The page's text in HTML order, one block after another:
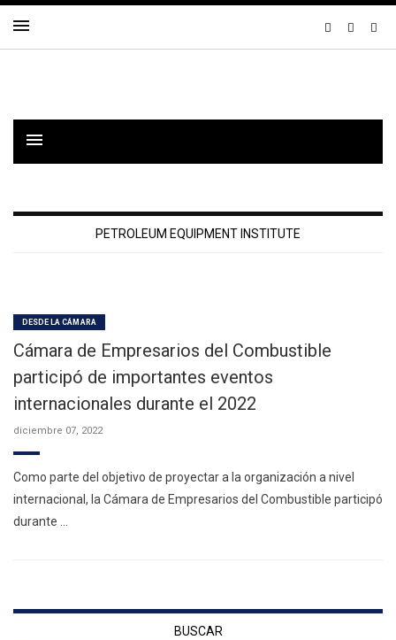
PETROLEUM EQUIPMENT INSTITUTE
DESDE LA CÁMARA
Cámara de Empresarios del Combustible
participó de importantes eventos
internacionales durante el 2022
diciembre 07, 2022
Como parte del objetivo de proyectar a la organización a nivel
internacional, la Cámara de Empresarios del Combustible participó
durante …
BUSCAR